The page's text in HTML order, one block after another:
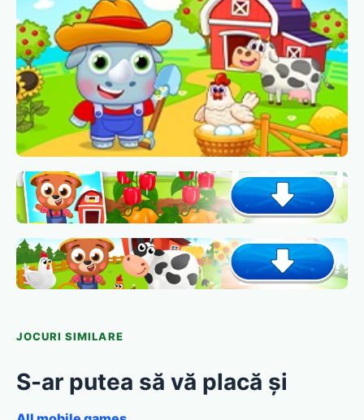
JOCURI SIMILARE
S-ar putea să vă placă și